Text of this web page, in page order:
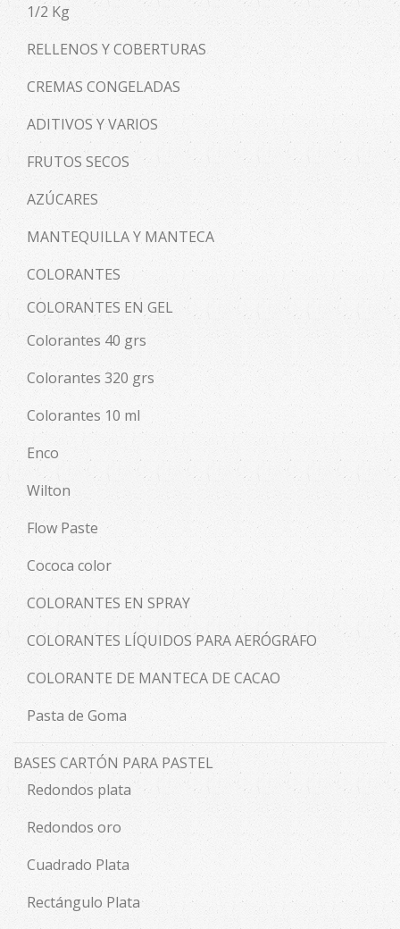
1/2 Kg
RELLENOS Y COBERTURAS
CREMAS CONGELADAS
ADITIVOS Y VARIOS
FRUTOS SECOS
AZÚCARES
MANTEQUILLA Y MANTECA
COLORANTES
COLORANTES EN GEL
Colorantes 40 grs
Colorantes 320 grs
Colorantes 10 ml
Enco
Wilton
Flow Paste
Cococa color
COLORANTES EN SPRAY
COLORANTES LÍQUIDOS PARA AERÓGRAFO
COLORANTE DE MANTECA DE CACAO
Pasta de Goma
BASES CARTÓN PARA PASTEL
Redondos plata
Redondos oro
Cuadrado Plata
Rectángulo Plata